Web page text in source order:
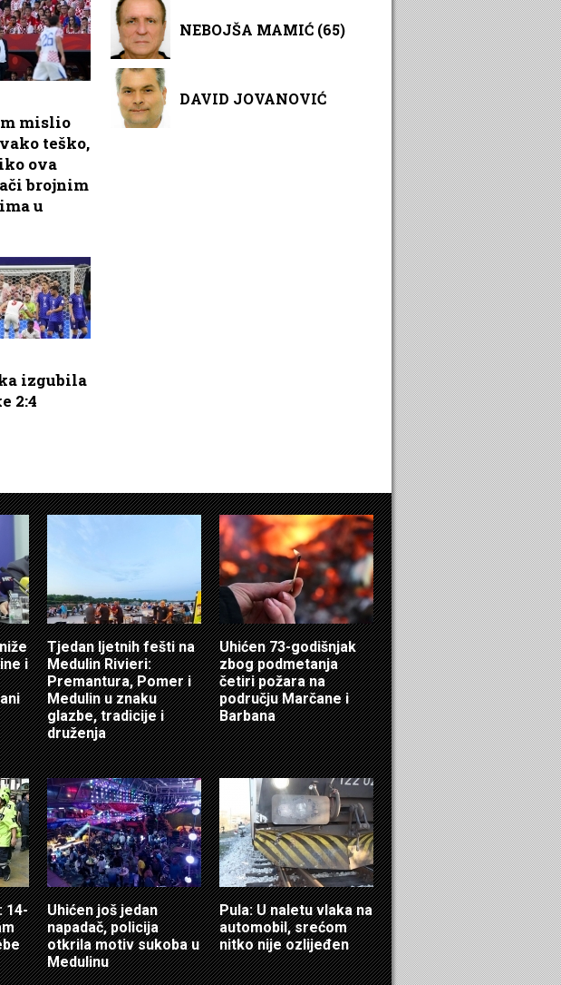
mislio
teško,
ova
brojnim
u
izgubila
2:4
NEBOJŠA MAMIĆ (65)
DAVID JOVANOVIĆ
i
Tjedan ljetnih fešti na
Medulin Rivieri:
Premantura, Pomer i
Medulin u znaku
glazbe, tradicije i
druženja
Uhićen 73-godišnjak
zbog podmetanja
četiri požara na
području Marčane i
Barbana
14-
Uhićen još jedan
napadač, policija
otkrila motiv sukoba u
Medulinu
Pula: U naletu vlaka na
automobil, srećom
nitko nije ozlijeđen